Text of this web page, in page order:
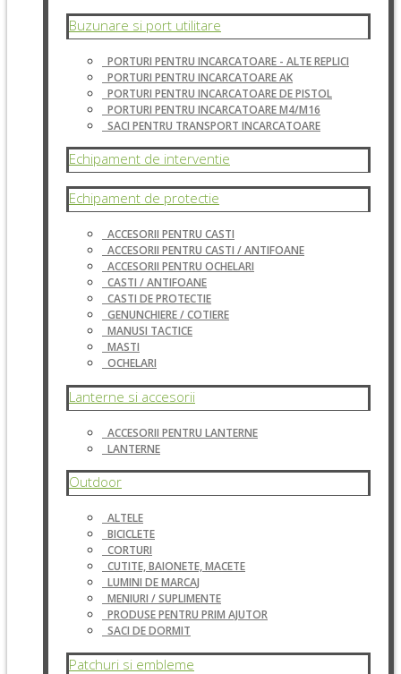
Buzunare si port utilitare
PORTURI PENTRU INCARCATOARE - ALTE REPLICI
PORTURI PENTRU INCARCATOARE AK
PORTURI PENTRU INCARCATOARE DE PISTOL
PORTURI PENTRU INCARCATOARE M4/M16
SACI PENTRU TRANSPORT INCARCATOARE
Echipament de interventie
Echipament de protectie
ACCESORII PENTRU CASTI
ACCESORII PENTRU CASTI / ANTIFOANE
ACCESORII PENTRU OCHELARI
CASTI / ANTIFOANE
CASTI DE PROTECTIE
GENUNCHIERE / COTIERE
MANUSI TACTICE
MASTI
OCHELARI
Lanterne si accesorii
ACCESORII PENTRU LANTERNE
LANTERNE
Outdoor
ALTELE
BICICLETE
CORTURI
CUTITE, BAIONETE, MACETE
LUMINI DE MARCAJ
MENIURI / SUPLIMENTE
PRODUSE PENTRU PRIM AJUTOR
SACI DE DORMIT
Patchuri si embleme